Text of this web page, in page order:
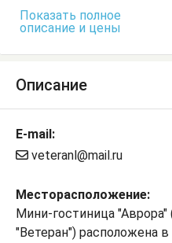
Показать полное
описание и цены
Описание
E-mail:
veteranl@mail.ru
Месторасположение:
Мини-гостиница
"Ветеран") расположена